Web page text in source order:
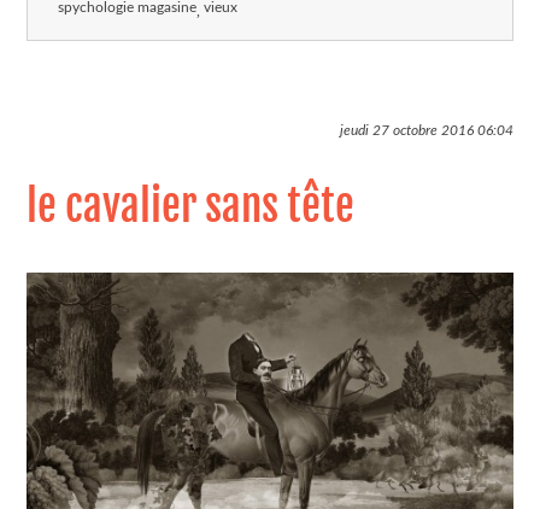
spychologie magasine vieux
jeudi 27 octobre 201606:04
le cavalier sans tête